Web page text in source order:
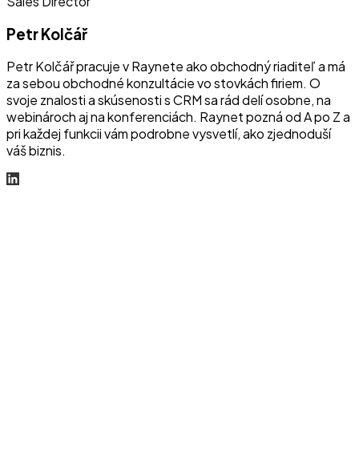
Petr Kolčář
Petr Kolčář pracuje v Raynete ako obchodný riaditeľ a má
za sebou obchodné konzultácie vo stovkách firiem. O
svoje znalosti a skúsenosti s CRM sa rád delí osobne, na
webinároch aj na konferenciách. Raynet pozná od A po Z a
pri každej funkcii vám podrobne vysvetlí, ako zjednoduší
váš biznis.